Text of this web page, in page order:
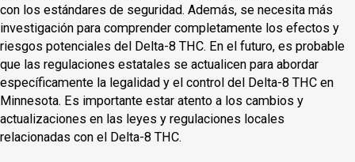
con los estándares de seguridad. Además, se necesita más
investigación para comprender completamente los efectos y
riesgos potenciales del Delta-8 THC. En el futuro, es probable
que las regulaciones estatales se actualicen para abordar
específicamente la legalidad y el control del Delta-8 THC en
Minnesota. Es importante estar atento a los cambios y
actualizaciones en las leyes y regulaciones locales
relacionadas con el Delta-8 THC.